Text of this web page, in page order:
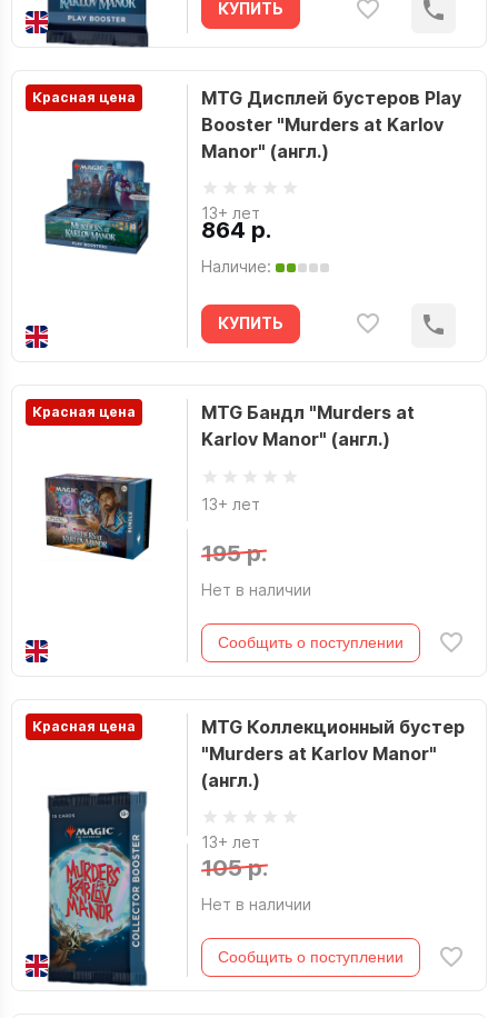
КУПИТЬ
Красная цена
MTG Дисплей бустеров Play
Booster "Murders at Karlov
Manor" (англ.)
13+ лет
864 р.
Наличие:
КУПИТЬ
Красная цена
MTG Бандл "Murders at
Karlov Manor" (англ.)
13+ лет
195 р.
Нет в наличии
Сообщить о поступлении
Красная цена
MTG Коллекционный бустер
"Murders at Karlov Manor"
(англ.)
13+ лет
105 р.
Нет в наличии
Сообщить о поступлении